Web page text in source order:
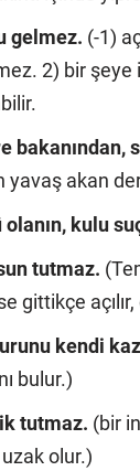
gelmez. (-1)
2) bir
bakanından,
yavaş akan
olanın, kulu
tutmaz.
gittikçe
kendi
bulur.)
tutmaz. (bir
olur.)